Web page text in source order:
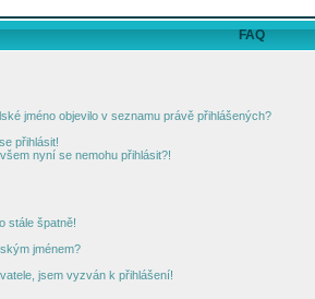
FAQ
jméno objevilo v seznamu právě přihlášených?
přihlásit!
nyní se nemohu přihlásit?!
stále špatně!
jménem?
jsem vyzván k přihlášení!